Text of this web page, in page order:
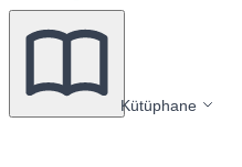
Kütüphane